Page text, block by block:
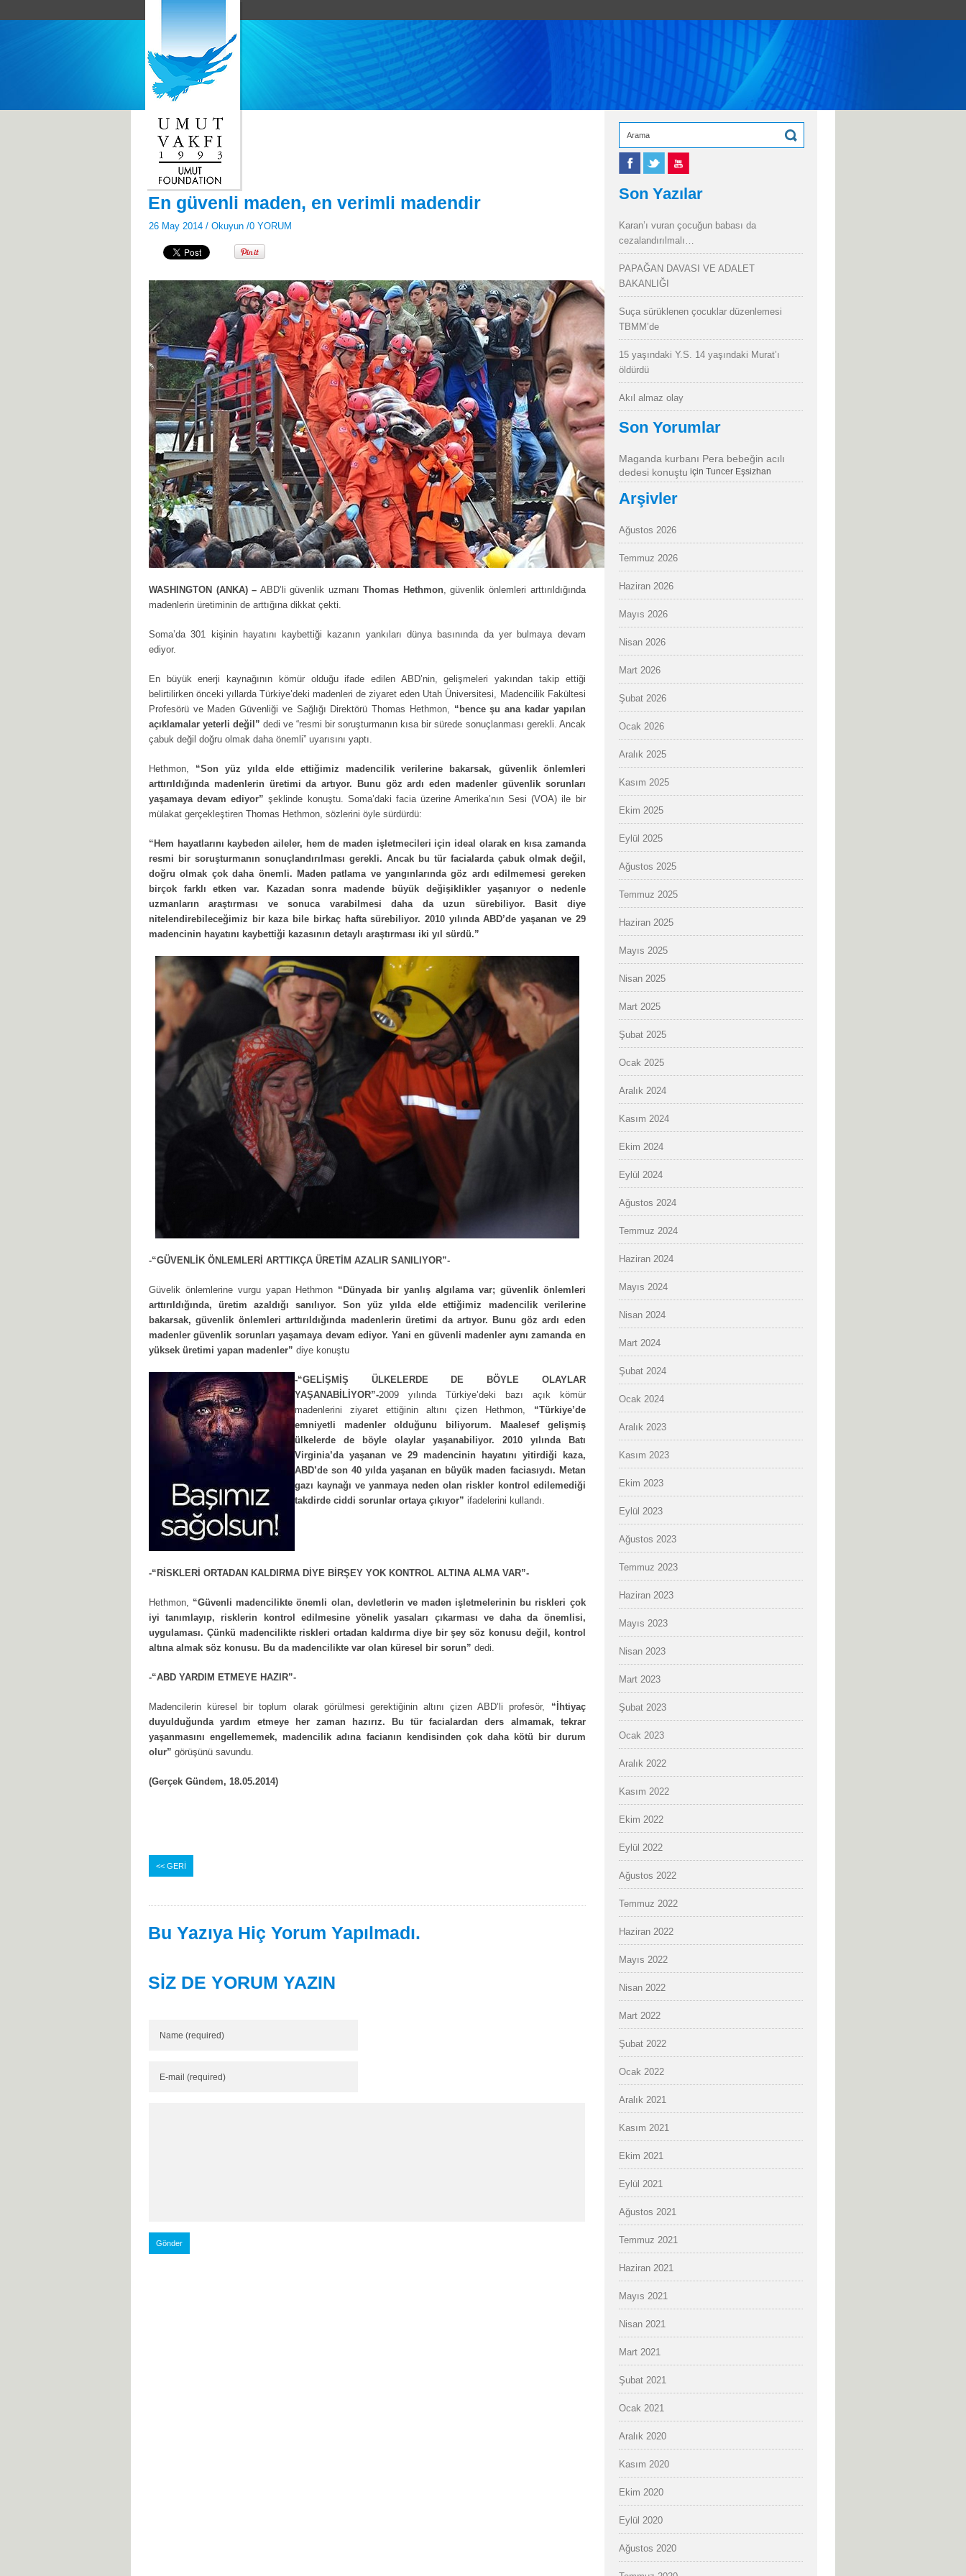
En güvenli maden, en verimli madendir
26 May 2014 / Okuyun /0 YORUM
WASHINGTON (ANKA) – ABD’li güvenlik uzmanıThomas Hethmon, güvenlik önlemleri arttırıldığında
madenlerin üretiminin de arttığına dikkat çekti.
Soma’da 301 kişinin hayatını kaybettiği kazanın yankıları dünya basınında da yer bulmaya devam
ediyor.
En büyük enerji kaynağının kömür olduğu ifade edilen ABD’nin, gelişmeleri yakından takip ettiği
belirtilirken önceki yıllarda Türkiye’deki madenleri de ziyaret eden Utah Üniversitesi, Madencilik Fakültesi
Profesörü ve Maden Güvenliği ve Sağlığı Direktörü Thomas Hethmon, “bence şu ana kadar yapılan
açıklamalar yeterli değil” dedi ve “resmi bir soruşturmanın kısa bir sürede sonuçlanması gerekli. Ancak
çabuk değil doğru olmak daha önemli” uyarısını yaptı.
Hethmon, “Son yüz yılda elde ettiğimiz madencilik verilerine bakarsak, güvenlik önlemleri
arttırıldığında madenlerin üretimi da artıyor. Bunu göz ardı eden madenler güvenlik sorunları
yaşamaya devam ediyor” şeklinde konuştu. Soma’daki facia üzerine Amerika’nın Sesi (VOA) ile bir
mülakat gerçekleştiren Thomas Hethmon, sözlerini öyle sürdürdü:
“Hem hayatlarını kaybeden aileler, hem de maden işletmecileri için ideal olarak en kısa zamanda
resmi bir soruşturmanın sonuçlandırılması gerekli. Ancak bu tür facialarda çabuk olmak değil,
doğru olmak çok daha önemli. Maden patlama ve yangınlarında göz ardı edilmemesi gereken
birçok farklı etken var. Kazadan sonra madende büyük değişiklikler yaşanıyor o nedenle
uzmanların araştırması ve sonuca varabilmesi daha da uzun sürebiliyor. Basit diye
nitelendirebileceğimiz bir kaza bile birkaç hafta sürebiliyor. 2010 yılında ABD’de yaşanan ve 29
madencinin hayatını kaybettiği kazasının detaylı araştırması iki yıl sürdü.”
-“GÜVENLİK ÖNLEMLERİ ARTTIKÇA ÜRETİM AZALIR SANILIYOR”-
Güvelik önlemlerine vurgu yapan Hethmon “Dünyada bir yanlış algılama var; güvenlik önlemleri
arttırıldığında, üretim azaldığı sanılıyor. Son yüz yılda elde ettiğimiz madencilik verilerine
bakarsak, güvenlik önlemleri arttırıldığında madenlerin üretimi da artıyor. Bunu göz ardı eden
madenler güvenlik sorunları yaşamaya devam ediyor. Yani en güvenli madenler aynı zamanda en
yüksek üretimi yapan madenler” diye konuştu
-“GELİŞMİŞ ÜLKELERDE DE BÖYLE OLAYLAR
YAŞANABİLİYOR”-2009 yılında Türkiye’deki bazı açık kömür
madenlerini ziyaret ettiğinin altını çizen Hethmon, “Türkiye’de
emniyetli madenler olduğunu biliyorum. Maalesef gelişmiş
ülkelerde de böyle olaylar yaşanabiliyor. 2010 yılında Batı
Virginia’da yaşanan ve 29 madencinin hayatını yitirdiği kaza,
ABD’de son 40 yılda yaşanan en büyük maden faciasıydı. Metan
gazı kaynağı ve yanmaya neden olan riskler kontrol edilemediği
takdirde ciddi sorunlar ortaya çıkıyor” ifadelerini kullandı.
-“RİSKLERİ ORTADAN KALDIRMA DİYE BİRŞEY YOK KONTROL ALTINA ALMA VAR”-
Hethmon, “Güvenli madencilikte önemli olan, devletlerin ve maden işletmelerinin bu riskleri çok
iyi tanımlayıp, risklerin kontrol edilmesine yönelik yasaları çıkarması ve daha da önemlisi,
uygulaması. Çünkü madencilikte riskleri ortadan kaldırma diye bir şey söz konusu değil, kontrol
altına almak söz konusu. Bu da madencilikte var olan küresel bir sorun” dedi.
-“ABD YARDIM ETMEYE HAZIR”-
Madencilerin küresel bir toplum olarak görülmesi gerektiğinin altını çizen ABD’li profesör, “İhtiyaç
duyulduğunda yardım etmeye her zaman hazırız. Bu tür facialardan ders almamak, tekrar
yaşanmasını engellememek, madencilik adına facianın kendisinden çok daha kötü bir durum
olur” görüşünü savundu.
(Gerçek Gündem, 18.05.2014)
<< GERİ
Bu Yazıya Hiç Yorum Yapılmadı.
SİZ DE YORUM YAZIN
Son Yazılar
Karan’ı vuran çocuğun babası da
cezalandırılmalı…
PAPAĞAN DAVASI VE ADALET
BAKANLIĞI
Suça sürüklenen çocuklar düzenlemesi
TBMM’de
15 yaşındaki Y.S. 14 yaşındaki Murat’ı
öldürdü
Akıl almaz olay
Son Yorumlar
Maganda kurbanı Pera bebeğin acılı
dedesi konuştu için Tuncer Eşsizhan
Arşivler
Ağustos 2026
Temmuz 2026
Haziran 2026
Mayıs 2026
Nisan 2026
Mart 2026
Şubat 2026
Ocak 2026
Aralık 2025
Kasım 2025
Ekim 2025
Eylül 2025
Ağustos 2025
Temmuz 2025
Haziran 2025
Mayıs 2025
Nisan 2025
Mart 2025
Şubat 2025
Ocak 2025
Aralık 2024
Kasım 2024
Ekim 2024
Eylül 2024
Ağustos 2024
Temmuz 2024
Haziran 2024
Mayıs 2024
Nisan 2024
Mart 2024
Şubat 2024
Ocak 2024
Aralık 2023
Kasım 2023
Ekim 2023
Eylül 2023
Ağustos 2023
Temmuz 2023
Haziran 2023
Mayıs 2023
Nisan 2023
Mart 2023
Şubat 2023
Ocak 2023
Aralık 2022
Kasım 2022
Ekim 2022
Eylül 2022
Ağustos 2022
Temmuz 2022
Haziran 2022
Mayıs 2022
Nisan 2022
Mart 2022
Şubat 2022
Ocak 2022
Aralık 2021
Kasım 2021
Ekim 2021
Eylül 2021
Ağustos 2021
Temmuz 2021
Haziran 2021
Mayıs 2021
Nisan 2021
Mart 2021
Şubat 2021
Ocak 2021
Aralık 2020
Kasım 2020
Ekim 2020
Eylül 2020
Ağustos 2020